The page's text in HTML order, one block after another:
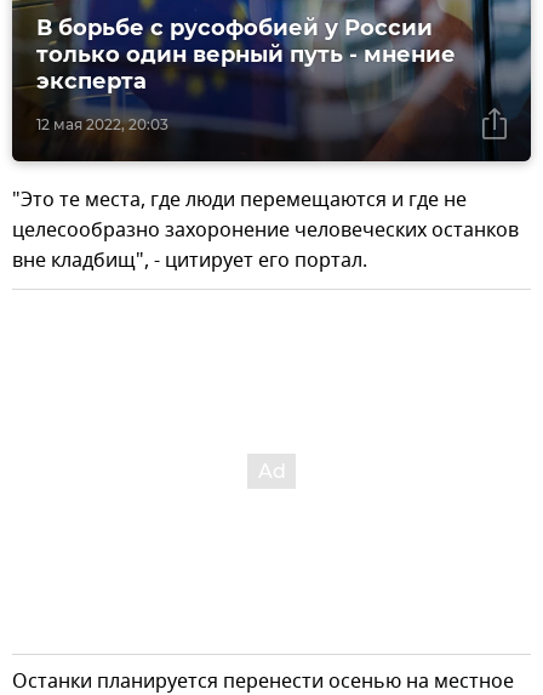
12 мая 2022, 20:03
В борьбе с русофобией у России
только один верный путь - мнение
эксперта
"Это те места, где люди перемещаются и где не
целесообразно захоронение человеческих останков
вне кладбищ", - цитирует его портал.
Останки планируется перенести осенью на местное